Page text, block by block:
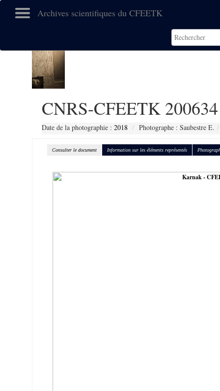
Archives scientifiques du CFEETK
CNRS-CFEETK 200634
Date de la photographie : 2018 Photographe : Saubestre E.
Consulter le document Information sur les éléments représentés